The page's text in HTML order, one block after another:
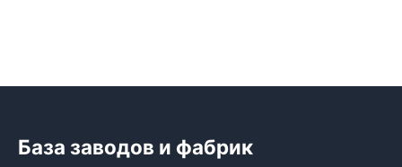
База заводов и фабрик